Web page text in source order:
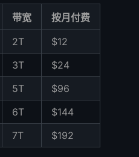
带宽
按月付费
2T
$12
3T
$24
5T
$96
6T
$144
7T $192